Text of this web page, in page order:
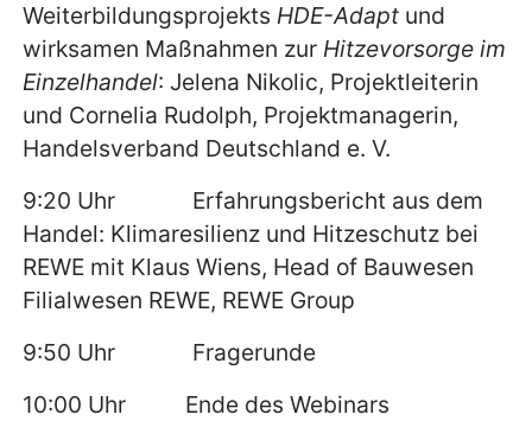
Weiterbildungsprojekts HDE-Adapt und
wirksamen Maßnahmen zur Hitzevorsorge im
Einzelhandel: Jelena Nikolic, Projektleiterin
und Cornelia Rudolph, Projektmanagerin,
Handelsverband Deutschland e. V.
9:20 Uhr Erfahrungsbericht aus dem
Handel: Klimaresilienz und Hitzeschutz bei
REWE mit Klaus Wiens, Head of Bauwesen
Filialwesen REWE, REWE Group
9:50 Uhr Fragerunde
10:00 Uhr Ende des Webinars